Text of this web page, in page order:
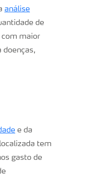
análise
de
com maior
doenças,
e da
tem
gasto de